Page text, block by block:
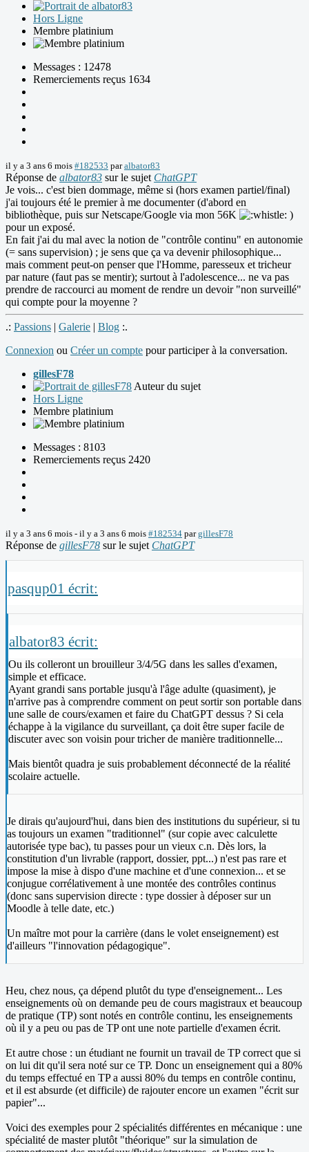
Hors Ligne
Membre platinium
Messages : 12478
Remerciements reçus 1634
il y a 3 ans 6 mois #182533 paralbator83
Réponse de albator83 sur le sujet ChatGPT
Je vois... c'est bien dommage, même si (hors examen partiel/final)
j'ai toujours été le premier à me documenter (d'abord en
bibliothèque, puis sur Netscape/Google via mon 56K
)
pour un exposé.
En fait j'ai du mal avec la notion de "contrôle continu" en autonomie
(= sans supervision) ; je sens que ça va devenir philosophique...
mais comment peut-on penser que l'Homme, paresseux et tricheur
par nature (faut pas se mentir); surtout à l'adolescence... ne va pas
prendre de raccourci au moment de rendre un devoir "non surveillé"
qui compte pour la moyenne ?
.: Passions | Galerie | Blog :.
Connexion ou Créer un compte pour participer à la conversation.
gillesF78
Auteur du sujet
Hors Ligne
Membre platinium
Messages : 8103
Remerciements reçus 2420
il y a 3 ans 6 mois - il y a 3 ans 6 mois #182534 pargillesF78
Réponse de gillesF78 sur le sujet ChatGPT
pasqup01 écrit:
albator83 écrit:
Ou ils colleront un brouilleur 3/4/5G dans les salles d'examen,
simple et efficace.
Ayant grandi sans portable jusqu'à l'âge adulte (quasiment), je
n'arrive pas à comprendre comment on peut sortir son portable dans
une salle de cours/examen et faire du ChatGPT dessus ? Si cela
échappe à la vigilance du surveillant, ça doit être super facile de
discuter avec son voisin pour tricher de manière traditionnelle...
Mais bientôt quadra je suis probablement déconnecté de la réalité
scolaire actuelle.
Je dirais qu'aujourd'hui, dans bien des institutions du supérieur, si tu
as toujours un examen "traditionnel" (sur copie avec calculette
autorisée type bac), tu passes pour un vieux c.n. Dès lors, la
constitution d'un livrable (rapport, dossier, ppt...) n'est pas rare et
impose la mise à dispo d'une machine et d'une connexion... et se
conjugue corrélativement à une montée des contrôles continus
(donc sans supervision directe : type dossier à déposer sur un
Moodle à telle date, etc.)
Un maître mot pour la carrière (dans le volet enseignement) est
d'ailleurs "l'innovation pédagogique".
Heu, chez nous, ça dépend plutôt du type d'enseignement... Les
enseignements où on demande peu de cours magistraux et beaucoup
de pratique (TP) sont notés en contrôle continu, les enseignements
où il y a peu ou pas de TP ont une note partielle d'examen écrit.
Et autre chose : un étudiant ne fournit un travail de TP correct que si
on lui dit qu'il sera noté sur ce TP. Donc un enseignement qui a 80%
du temps effectué en TP a aussi 80% du temps en contrôle continu,
et il est absurde (et difficile) de rajouter encore un examen "écrit sur
papier"...
Voici des exemples pour 2 spécialités différentes en mécanique : une
spécialité de master plutôt "théorique" sur la simulation de